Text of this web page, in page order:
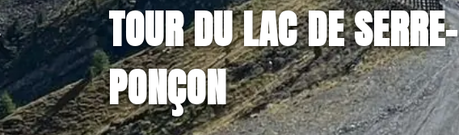
TOUR DU LAC DE SERRE-
PONÇON